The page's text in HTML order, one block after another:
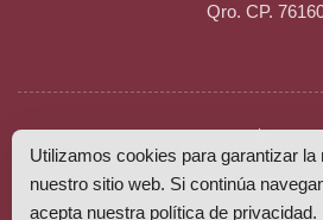
Qro. CP.
Estudia Mas SAPI
Utilizamos cookies para garantizar la
nuestro sitio web. Si continúa
acepta nuestra política de privacidad.